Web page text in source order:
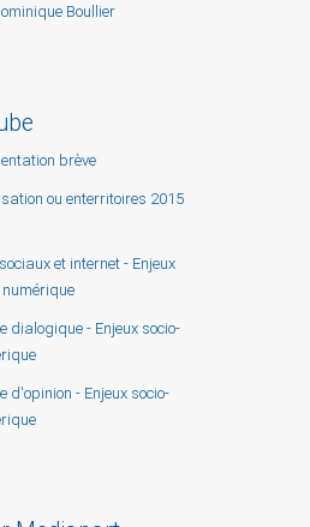
Boullier
brève
ou enterritoires 2015
et internet - Enjeux
dialogique - Enjeux socio-
d'opinion - Enjeux socio-